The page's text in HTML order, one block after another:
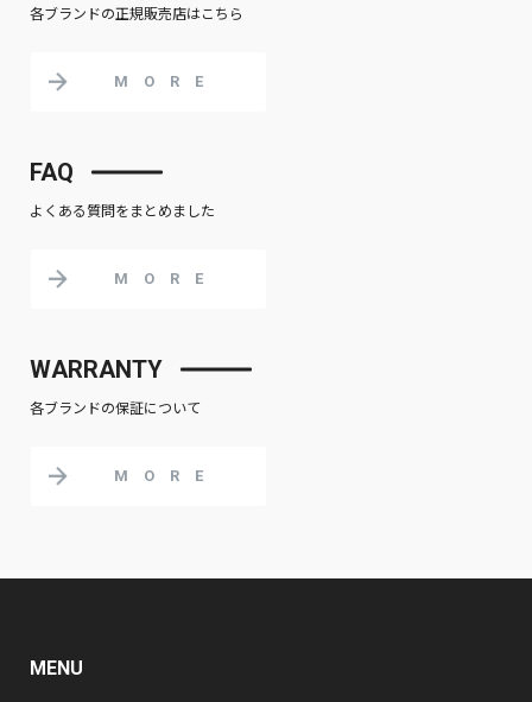
各ブランドの正規販売店はこちら
MORE
FAQ
よくある質問をまとめました
MORE
WARRANTY
各ブランドの保証について
MORE
MENU